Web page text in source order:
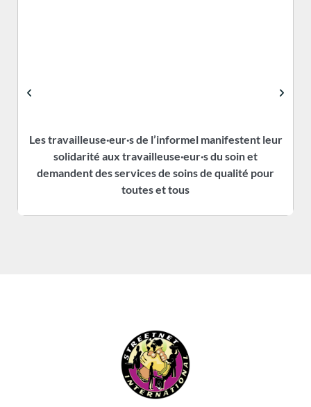
Les travailleuse·eur·s de l’informel manifestent leur
solidarité aux travailleuse·eur·s du soin et
demandent des services de soins de qualité pour
toutes et tous